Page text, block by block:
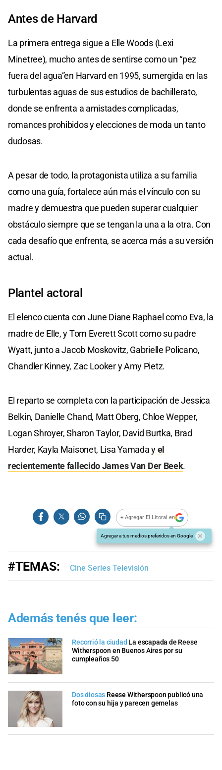
Antes de Harvard
La primera entrega sigue a Elle Woods (Lexi
Minetree), mucho antes de sentirse como un “pez
fuera del agua”en Harvard en 1995, sumergida en las
turbulentas aguas de sus estudios de bachillerato,
donde se enfrenta a amistades complicadas,
romances prohibidos y elecciones de moda un tanto
dudosas.
A pesar de todo, la protagonista utiliza a su familia
como una guía, fortalece aún más el vínculo con su
madre y demuestra que pueden superar cualquier
obstáculo siempre que se tengan la una a la otra. Con
cada desafío que enfrenta, se acerca más a su versión
actual.
Plantel actoral
El elenco cuenta con June Diane Raphael como Eva, la
madre de Elle, y Tom Everett Scott como su padre
Wyatt, junto a Jacob Moskovitz, Gabrielle Policano,
Chandler Kinney, Zac Looker y Amy Pietz.
El reparto se completa con la participación de Jessica
Belkin, Danielle Chand, Matt Oberg, Chloe Wepper,
Logan Shroyer, Sharon Taylor, David Burtka, Brad
Harder, Kayla Maisonet, Lisa Yamada yel
recientemente fallecido James Van Der Beek.
+ Agregar El Litoral en
Agregar a tus medios preferidos en Google
#TEMAS: Cine Series Televisión
Además tenés que leer:
Recorrió la ciudad La escapada de Reese
Witherspoon en Buenos Aires por su
cumpleaños 50
Dos diosas Reese Witherspoon publicó una
foto con su hija y parecen gemelas